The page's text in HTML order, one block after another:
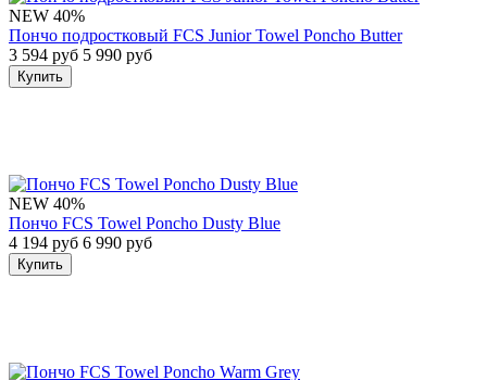
NEW 40%
Пончо подростковый FCS Junior Towel Poncho Butter
3 594 руб 5 990 руб
Купить
NEW 40%
Пончо FCS Towel Poncho Dusty Blue
4 194 руб 6 990 руб
Купить